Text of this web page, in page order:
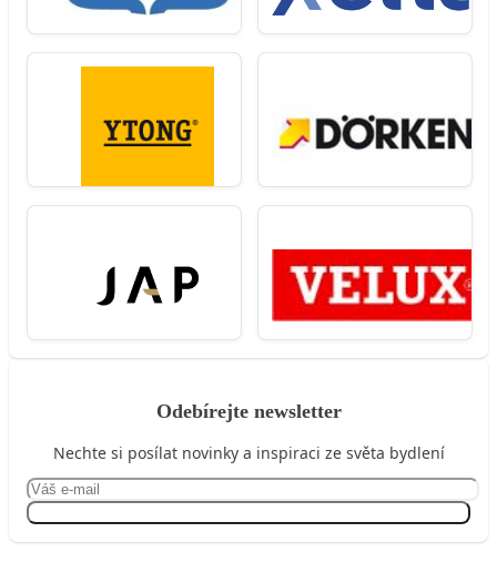
Odebírejte newsletter
Nechte si posílat novinky a inspiraci ze světa bydlení